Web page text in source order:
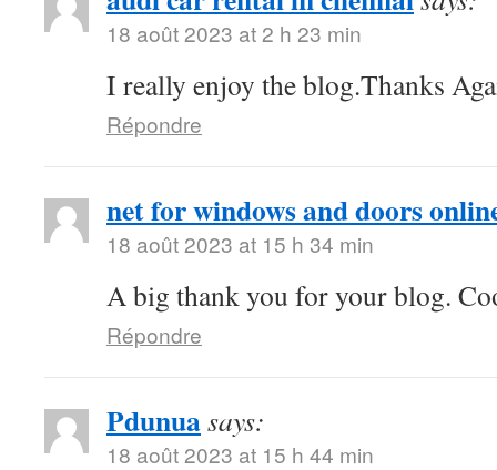
18 août 2023 at 2 h 23 min
I really enjoy the blog.Thanks
Répondre
net for windows and doors
18 août 2023 at 15 h 34 min
A big thank you for your blog.
Répondre
Pdunuasays:
18 août 2023 at 15 h 44 min